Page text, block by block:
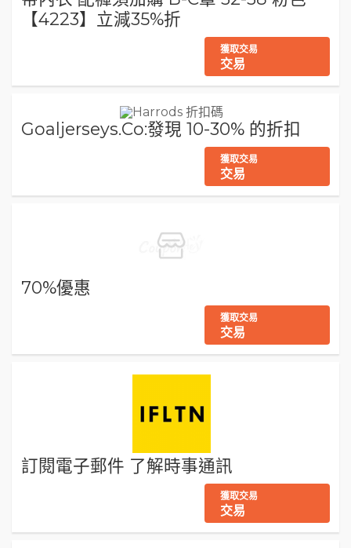
【4223】立減35%折
獲取交易
交易
Goaljerseys.Co:發現 10-30% 的折扣
獲取交易
交易
70%優惠
獲取交易
交易
訂閱電子郵件 了解時事通訊
獲取交易
交易